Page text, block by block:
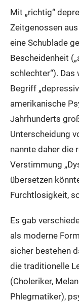
Mit „richtig“
Zeitgenossen
eine Schublade
Bescheidenheit
schlechter“). Das
Begriff
amerikanische
Jahrhunderts
Unterscheidung
nannte daher die
Verstimmung
übersetzen
Furchtlosigkeit,
Es gab
als moderne
sicher bestehen
die traditionelle
(Choleriker,
Phlegmatiker),